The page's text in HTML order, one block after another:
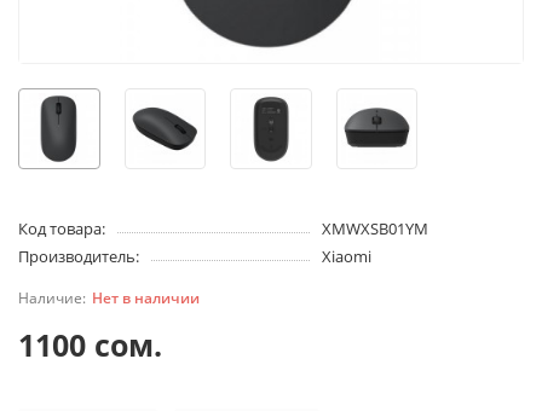
Код товара:
XMWXSB01YM
Производитель:
Xiaomi
Нет в наличии
1100 сом.